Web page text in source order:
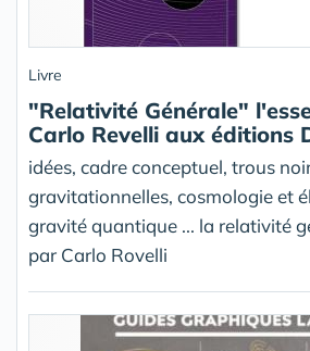
Livre
"Relativité Générale"
Carlo Revelli aux éditions
idées, cadre conceptuel, trous
gravitationnelles, cosmologie et
gravité quantique ... la relativité
par Carlo Rovelli